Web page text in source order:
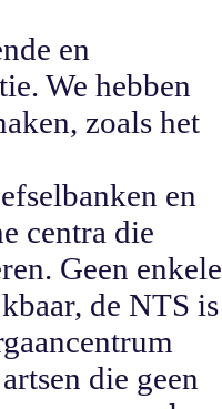
en
We hebben
zoals het
en
centra die
Geen enkele
de NTS is
die geen